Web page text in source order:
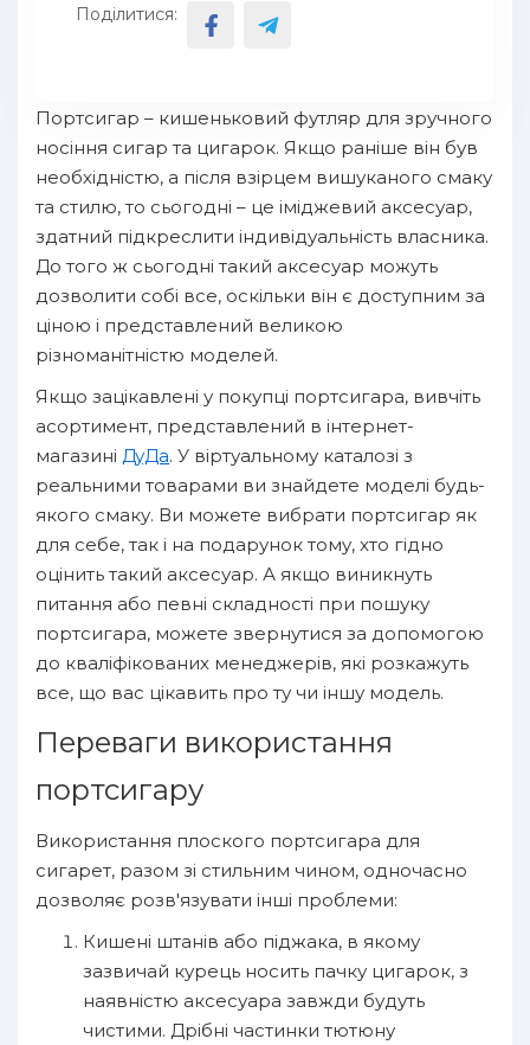
Поділитися:
Портсигар – кишеньковий футляр для зручного
носіння сигар та цигарок. Якщо раніше він був
необхідністю, а після взірцем вишуканого смаку
та стилю, то сьогодні – це іміджевий аксесуар,
здатний підкреслити індивідуальність власника.
До того ж сьогодні такий аксесуар можуть
дозволити собі все, оскільки він є доступним за
ціною і представлений великою
різноманітністю моделей.
Якщо зацікавлені у покупці портсигара, вивчіть
асортимент, представлений в інтернет-
магазині ДуДа. У віртуальному каталозі з
реальними товарами ви знайдете моделі будь-
якого смаку. Ви можете вибрати портсигар як
для себе, так і на подарунок тому, хто гідно
оцінить такий аксесуар. А якщо виникнуть
питання або певні складності при пошуку
портсигара, можете звернутися за допомогою
до кваліфікованих менеджерів, які розкажуть
все, що вас цікавить про ту чи іншу модель.
Переваги використання
портсигару
Використання плоского портсигара для
сигарет, разом зі стильним чином, одночасно
дозволяє розв'язувати інші проблеми:
Кишені штанів або піджака, в якому
зазвичай курець носить пачку цигарок, з
наявністю аксесуара завжди будуть
чистими. Дрібні частинки тютюну